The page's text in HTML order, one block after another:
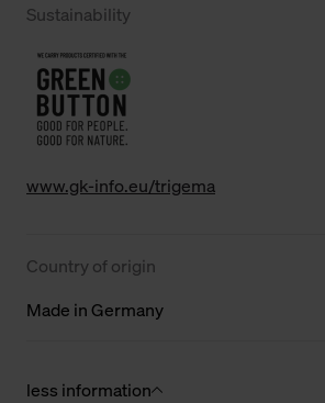
Sustainability
www.gk-info.eu/trigema
Country of origin
Made in Germany
less information